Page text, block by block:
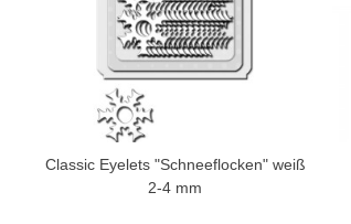
Classic Eyelets "Schneeflocken" weiß
2-4 mm